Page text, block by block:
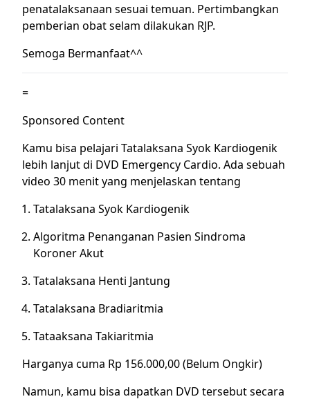
penatalaksanaan sesuai temuan. Pertimbangkan
pemberian obat selam dilakukan RJP.
Semoga Bermanfaat^^
=
Sponsored Content
Kamu bisa pelajari Tatalaksana Syok Kardiogenik
lebih lanjut di DVD Emergency Cardio. Ada sebuah
video 30 menit yang menjelaskan tentang
Tatalaksana Syok Kardiogenik
Algoritma Penanganan Pasien Sindroma
Koroner Akut
Tatalaksana Henti Jantung
Tatalaksana Bradiaritmia
Tataaksana Takiaritmia
Harganya cuma Rp 156.000,00 (Belum Ongkir)
Namun, kamu bisa dapatkan DVD tersebut secara